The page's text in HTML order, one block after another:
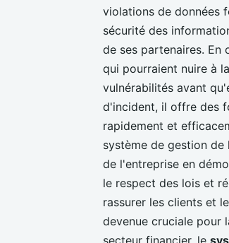
violations de données
sécurité des
de ses partenaires. En
qui pourraient nuire à
vulnérabilités avant
d'incident, il offre des
rapidement et
système de gestion
de l'entreprise en
le respect des lois et
rassurer les clients et
devenue cruciale pour
secteur financier, le